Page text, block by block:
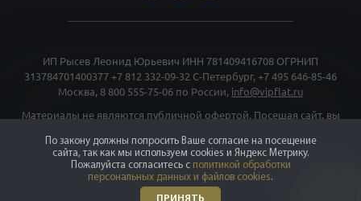
ИП Рысев Леонид Юрьевич ИНН 781409416708 ОГРНИП
313784701400377 +7 812 332-09-32 С-Петербург, +7 495 646-85-46
Москва, 8 800 555-75-06 по России, info@vipflat.ru
Материалы не являются публичной офертой. Посещая сайт, вы
материалов и фото гиперссылка обязательна. На странице
использованы фото Александра Петросяна, Ивана Смелова,
Данилы Леонова, depositphotos.com.Правовая документация
Карта сайта Карта моделей
По закону должны попросить Ваше согласие на посещение
сайта, так как мы используем cookies и Яндекс Метрику.
Пожалуйста согласитесь с политикой обработки
персональных данных и файлов cookies.